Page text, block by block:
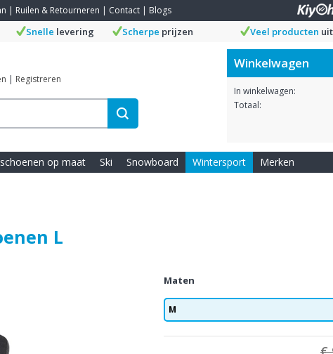
| Ruilen & Retourneren | Contact | Blogs
Snelle levering Scherpe prijzen Veel producten
| Registreren
Winkelwagen
In winkelwagen:
Totaal:
op maat Ski Snowboard Wintersport Merken
L
Maten
M